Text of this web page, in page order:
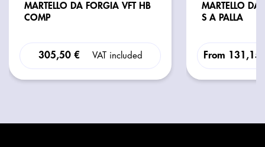
MARTELLO DA FORGIA VFT HB
COMP
305,50 € VAT included
MARTELLO DA
S A PALLA
From 131,15